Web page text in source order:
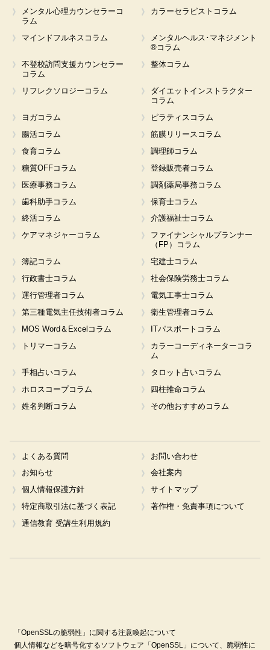
メンタル心理カウンセラーコ
ラム
カラーセラピストコラム
マインドフルネスコラム
メンタルヘルス･マネジメント
®コラム
不登校訪問支援カウンセラー
コラム
整体コラム
リフレクソロジーコラム
ダイエットインストラクター
コラム
ヨガコラム
ピラティスコラム
腸活コラム
筋膜リリースコラム
食育コラム
調理師コラム
糖質OFFコラム
登録販売者コラム
医療事務コラム
調剤薬局事務コラム
歯科助手コラム
保育士コラム
終活コラム
介護福祉士コラム
ケアマネジャーコラム
ファイナンシャルプランナー
（FP）コラム
簿記コラム
宅建士コラム
行政書士コラム
社会保険労務士コラム
運行管理者コラム
電気工事士コラム
第三種電気主任技術者コラム
衛生管理者コラム
MOS Word＆Excelコラム
ITパスポートコラム
トリマーコラム
カラーコーディネーターコラ
ム
手相占いコラム
タロット占いコラム
ホロスコープコラム
四柱推命コラム
姓名判断コラム
その他おすすめコラム
よくある質問
お問い合わせ
お知らせ
会社案内
個人情報保護方針
サイトマップ
特定商取引法に基づく表記
著作権・免責事項について
通信教育 受講生利用規約
「OpenSSLの脆弱性」に関する注意喚起について
個人情報などを暗号化するソフトウェア「OpenSSL」について、脆弱性に